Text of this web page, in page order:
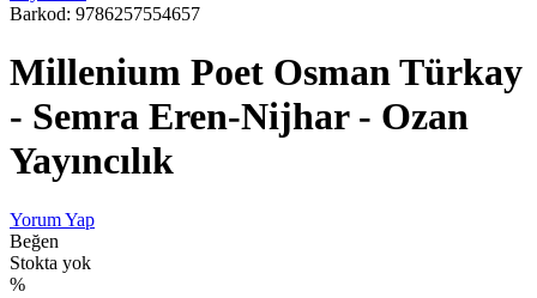
Barkod: 9786257554657
Millenium Poet Osman Türkay
- Semra Eren-Nijhar - Ozan
Yayıncılık
Yorum Yap
Beğen
Stokta yok
%